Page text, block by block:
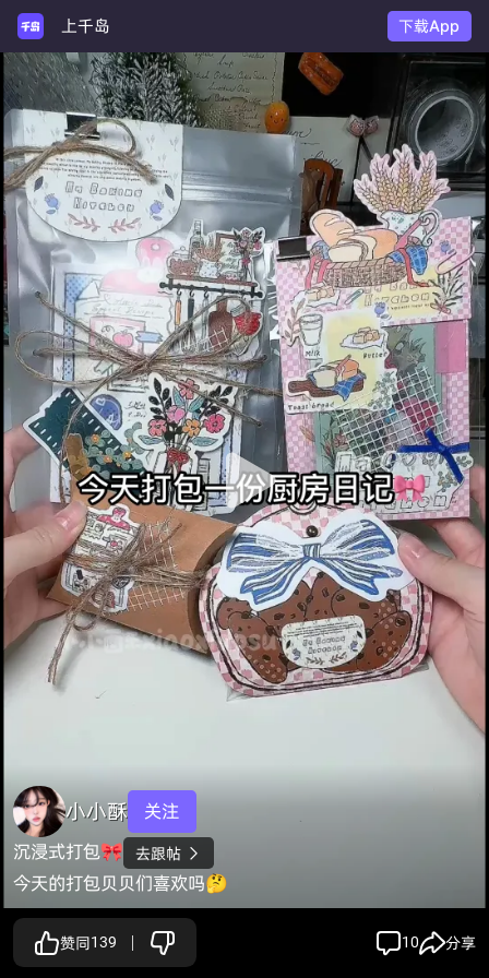
上千岛 下载App
小小酥
关注
沉浸式打包🎀
去跟帖 
今天的打包贝贝们喜欢吗🤔
赞同139 10 分享